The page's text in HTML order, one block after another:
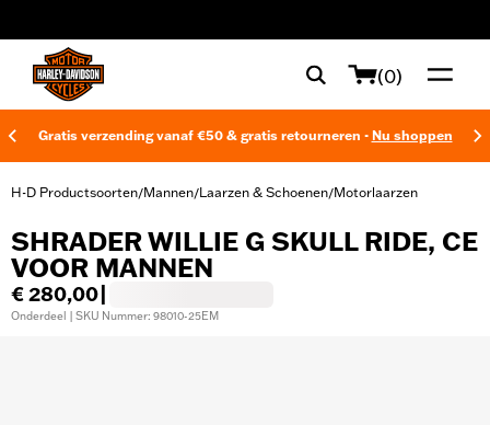
(0)
Gratis verzending vanaf €50 & gratis retourneren - Nu shoppen
H-D Productsoorten/Mannen/Laarzen & Schoenen/Motorlaarzen
SHRADER WILLIE G SKULL RIDE, CE
VOOR MANNEN
€ 280,00
Onderdeel | SKU Nummer: 98010-25EM